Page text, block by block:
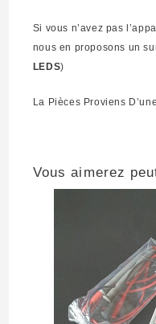
Si vous n’avez pas
nous en proposons un
LEDS)
La Pièces Proviens
Vous aimerez